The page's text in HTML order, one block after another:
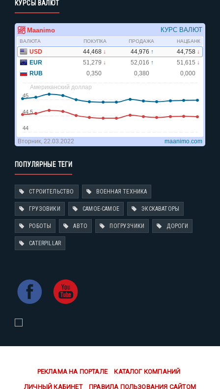
КУРСЫ ВАЛЮТ
ПОПУЛЯРНЫЕ ТЕГИ
СТРОИТЕЛЬСТВО ВОЕННАЯ ТЕХНИКА
ГРУЗОВИКИ САМОЕ-САМОЕ ЭКСКАВАТОРЫ
РОБОТЫ АВТО ПОГРУЗЧИКИ ДОРОГИ
CATERPILLAR
РЕКЛАМА НА ПОРТАЛЕ КАТАЛОГ КОМПАНИЙ
ЛИЧНЫЙ КАБИНЕТ ПРАВИЛА ПОЛЬЗОВАНИЯ САЙТОМ